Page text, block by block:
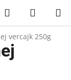
Hledat
KOŠÍK
vercajk 250g